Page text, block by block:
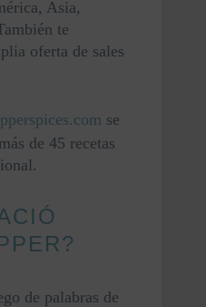
Asia,
te
oferta de sales
se
de 45 recetas
de palabras de